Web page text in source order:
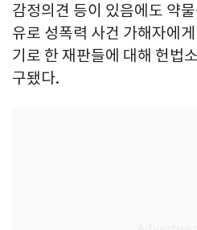
감정의견 등이 있음에도 약
유로 성폭력 사건 가해자에
기로 한 재판들에 대해 헌법
구됐다.